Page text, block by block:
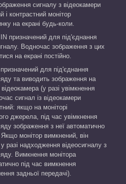
сигналу з відеокамери
і контрастний монітор
на екрані будь-коли.
призначений для під'єднання
Водночас зображення з цих
на екрані постійно.
для під'єднання
та виводить зображення на
(у разі увімкнення
сигнал із відеокамери
якщо на моніторі
джерела, під час увімкнення
зображення з неї автоматично
Якщо монітор вимкнений, він
разі надходження відеосигналу з
Вимкнення монітора
під час вимкнення
задньої передачі).